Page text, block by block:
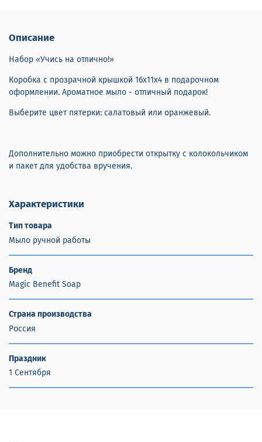
Описание
Набор «Учись на отлично!»
Коробка с прозрачной крышкой 16х11х4 в подарочном
оформлении. Ароматное мыло - отличный подарок!
Выберите цвет пятерки: салатовый или оранжевый.
Дополнительно можно приобрести открытку с колокольчиком
и пакет для удобства вручения.
Характеристики
Тип товара
Мыло ручной работы
Бренд
Magic Benefit Soap
Страна производства
Россия
Праздник
1 Сентября